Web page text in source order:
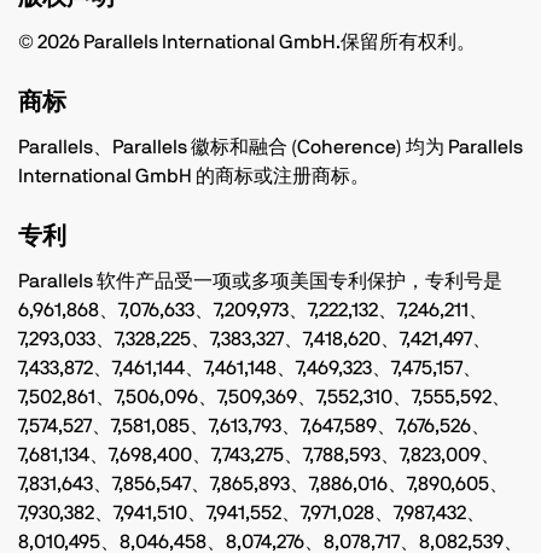
©2026 Parallels International GmbH.保留所有权利。
商标
Parallels、Parallels 徽标和融合 (Coherence) 均为 Parallels
International GmbH 的商标或注册商标。
专利
Parallels 软件产品受一项或多项美国专利保护，专利号是
6,961,868、7,076,633、7,209,973、7,222,132、7,246,211、
7,293,033、7,328,225、7,383,327、7,418,620、7,421,497、
7,433,872、7,461,144、7,461,148、7,469,323、7,475,157、
7,502,861、7,506,096、7,509,369、7,552,310、7,555,592、
7,574,527、7,581,085、7,613,793、7,647,589、7,676,526、
7,681,134、7,698,400、7,743,275、7,788,593、7,823,009、
7,831,643、7,856,547、7,865,893、7,886,016、7,890,605、
7,930,382、7,941,510、7,941,552、7,971,028、7,987,432、
8,010,495、8,046,458、8,074,276、8,078,717、8,082,539、